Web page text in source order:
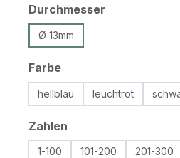
Durchmesser
Ø 13mm
Farbeauswählen
hellblau leuchtrot
Zahlen
1-100 101-200 201-300